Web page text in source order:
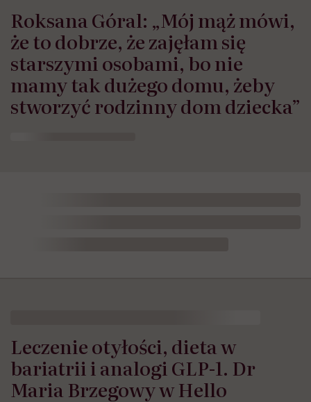
Roksana Góral: „Mój mąż mówi,
że to dobrze, że zajęłam się
starszymi osobami, bo nie
mamy tak dużego domu, żeby
stworzyć rodzinny dom dziecka”
Leczenie otyłości, dieta w
bariatrii i analogi GLP-1. Dr
Maria Brzegowy w Hello